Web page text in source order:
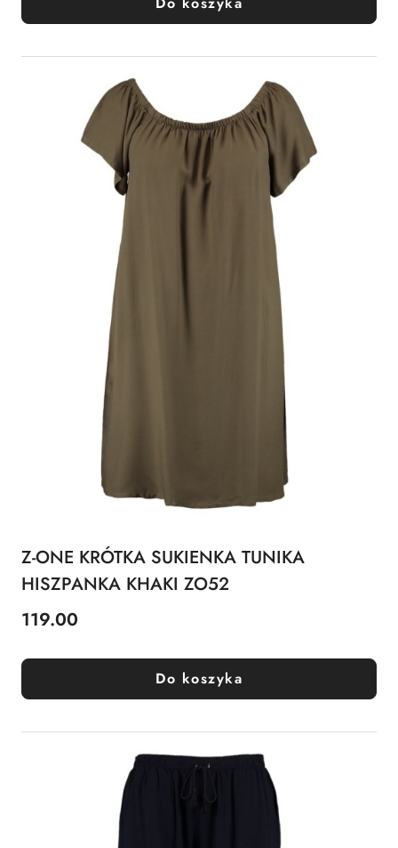
Z-ONE KRÓTKA SUKIENKA TUNIKA
HISZPANKA KHAKI ZO52
Cena:
119.00
Do koszyka